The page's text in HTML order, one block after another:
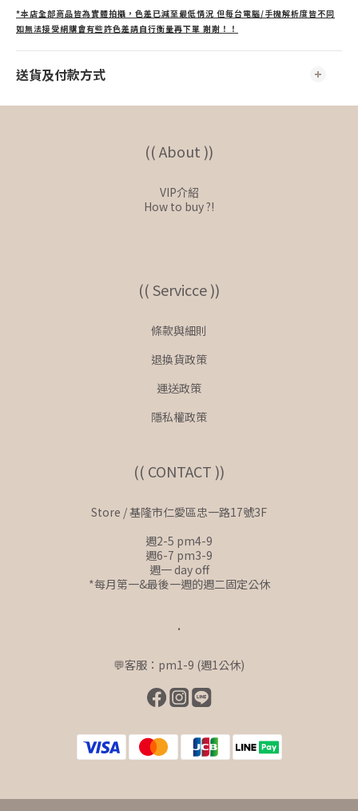
*本店全部商品皆為實體拍攝，色差已減至最低情況 但每台電腦/手機解析度皆不同
如無法接受網購會有些許色差請自行衡量再下單 謝謝！！
送貨及付款方式
(( About ))
VIP介紹
How to buy ?!
(( Servicce ))
條款與細則
退換貨政策
運送政策
隱私權政策
(( CONTACT ))
Store / 基隆市仁愛區忠一路17號3F
週2-5 pm4-9
週6-7 pm3-9
週一 day off
*每月第一&最後一週的週二固定公休
.
💬客服：pm1-9 (週1公休)